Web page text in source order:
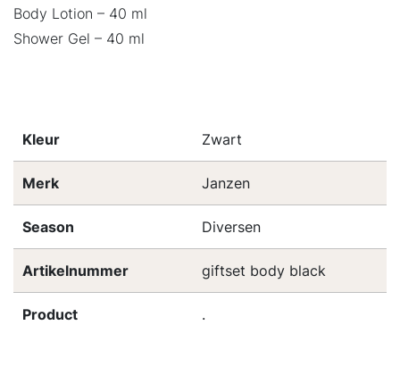
Body Lotion – 40 ml
Shower Gel – 40 ml
Kleur Zwart
Merk Janzen
Season Diversen
Artikelnummer giftset body black
Product .